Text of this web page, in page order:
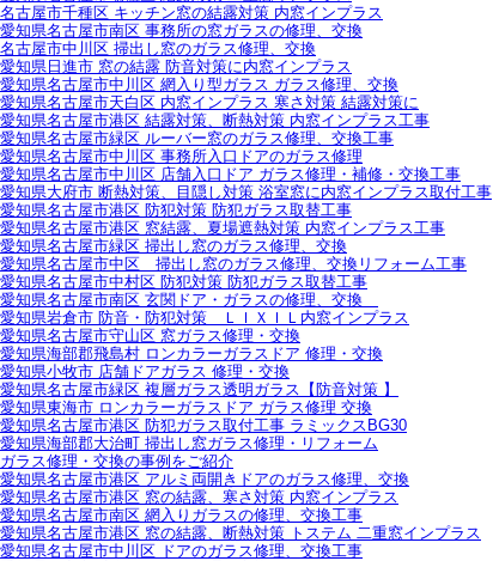
名古屋市千種区 キッチン窓の結露対策 内窓インプラス
愛知県名古屋市南区 事務所の窓ガラスの修理、交換
名古屋市中川区 掃出し窓のガラス修理、交換
愛知県日進市 窓の結露 防音対策に内窓インプラス
愛知県名古屋市中川区 網入り型ガラス ガラス修理、交換
愛知県名古屋市天白区 内窓インプラス 寒さ対策 結露対策に
愛知県名古屋市港区 結露対策、断熱対策 内窓インプラス工事
愛知県名古屋市緑区 ルーバー窓のガラス修理、交換工事
愛知県名古屋市中川区 事務所入口ドアのガラス修理
愛知県名古屋市中川区 店舗入口ドア ガラス修理・補修・交換工事
愛知県大府市 断熱対策、目隠し対策 浴室窓に内窓インプラス取付工事
愛知県名古屋市港区 防犯対策 防犯ガラス取替工事
愛知県名古屋市港区 窓結露、夏場遮熱対策 内窓インプラス工事
愛知県名古屋市緑区 掃出し窓のガラス修理、交換
愛知県名古屋市中区 掃出し窓のガラス修理、交換リフォーム工事
愛知県名古屋市中村区 防犯対策 防犯ガラス取替工事
愛知県名古屋市南区 玄関ドア・ガラスの修理、交換
愛知県岩倉市 防音・防犯対策 ＬＩＸＩＬ内窓インプラス
愛知県名古屋市守山区 窓ガラス修理・交換
愛知県海部郡飛島村 ロンカラーガラスドア 修理・交換
愛知県小牧市 店舗ドアガラス 修理・交換
愛知県名古屋市緑区 複層ガラス透明ガラス【防音対策 】
愛知県東海市 ロンカラーガラスドア ガラス修理 交換
愛知県名古屋市港区 防犯ガラス取付工事 ラミックスBG30
愛知県海部郡大治町 掃出し窓ガラス修理・リフォーム
ガラス修理・交換の事例をご紹介
愛知県名古屋市港区 アルミ両開きドアのガラス修理、交換
愛知県名古屋市港区 窓の結露、寒さ対策 内窓インプラス
愛知県名古屋市南区 網入りガラスの修理、交換工事
愛知県名古屋市港区 窓の結露、断熱対策 トステム 二重窓インプラス
愛知県名古屋市中川区 ドアのガラス修理、交換工事